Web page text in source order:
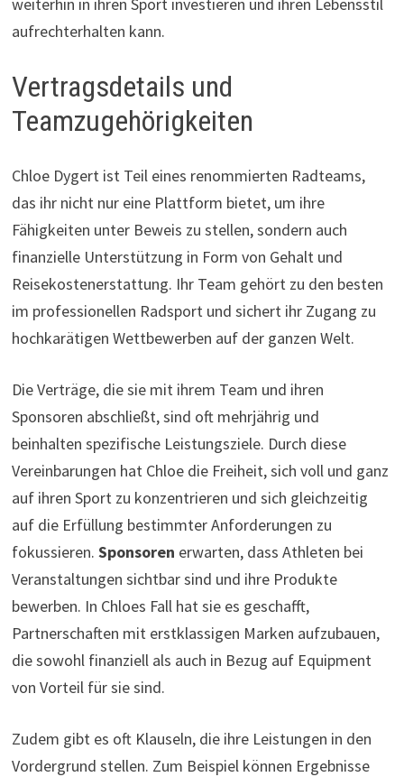
weiterhin in ihren Sport investieren und ihren Lebensstil
aufrechterhalten kann.
Vertragsdetails und
Teamzugehörigkeiten
Chloe Dygert ist Teil eines renommierten Radteams,
das ihr nicht nur eine Plattform bietet, um ihre
Fähigkeiten unter Beweis zu stellen, sondern auch
finanzielle Unterstützung in Form von Gehalt und
Reisekostenerstattung. Ihr Team gehört zu den besten
im professionellen Radsport und sichert ihr Zugang zu
hochkarätigen Wettbewerben auf der ganzen Welt.
Die Verträge, die sie mit ihrem Team und ihren
Sponsoren abschließt, sind oft mehrjährig und
beinhalten spezifische Leistungsziele. Durch diese
Vereinbarungen hat Chloe die Freiheit, sich voll und ganz
auf ihren Sport zu konzentrieren und sich gleichzeitig
auf die Erfüllung bestimmter Anforderungen zu
fokussieren. Sponsoren erwarten, dass Athleten bei
Veranstaltungen sichtbar sind und ihre Produkte
bewerben. In Chloes Fall hat sie es geschafft,
Partnerschaften mit erstklassigen Marken aufzubauen,
die sowohl finanziell als auch in Bezug auf Equipment
von Vorteil für sie sind.
Zudem gibt es oft Klauseln, die ihre Leistungen in den
Vordergrund stellen. Zum Beispiel können Ergebnisse